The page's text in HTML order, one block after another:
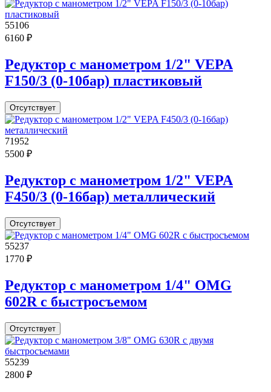
55106
6160 ₽
Редуктор с манометром 1/2" VEPA
F150/3 (0-10бар) пластиковый
Отсутствует
71952
5500 ₽
Редуктор с манометром 1/2" VEPA
F450/3 (0-16бар) металлический
Отсутствует
55237
1770 ₽
Редуктор с манометром 1/4" OMG
602R с быстросъемом
Отсутствует
55239
2800 ₽